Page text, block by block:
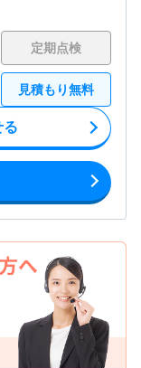
定期点検
見積もり無料
る